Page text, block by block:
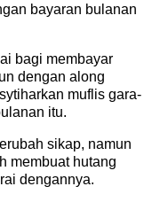
bayaran bulanan
bagi membayar
dengan along
muflis gara-
itu.
sikap, namun
membuat hutang
dengannya.